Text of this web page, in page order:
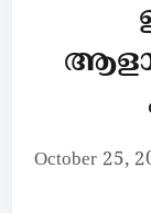
October 25,